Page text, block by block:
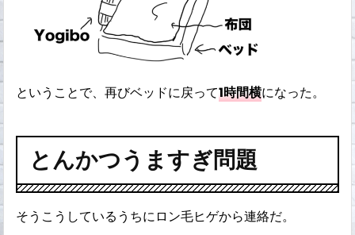
ということで、再びベッドに戻って1時間横になった。
とんかつうますぎ問題
そうこうしているうちにロン毛ヒゲから連絡だ。